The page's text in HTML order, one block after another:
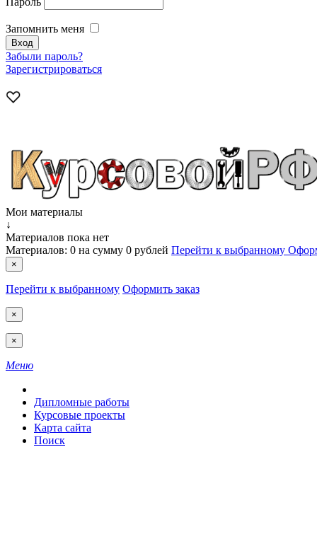
Запомнить меня
Забыли пароль?
Зарегистрироваться
Мои материалы
↓
Материалов пока нет
Материалов: 0 на сумму 0 рублей Перейти к выбранному
×
Перейти к выбранному Оформить заказ
×
×
Меню
Дипломные работы
Курсовые проекты
Карта сайта
Поиск